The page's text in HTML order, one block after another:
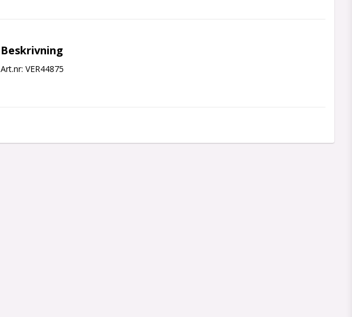
Beskrivning
Art.nr: VER44875